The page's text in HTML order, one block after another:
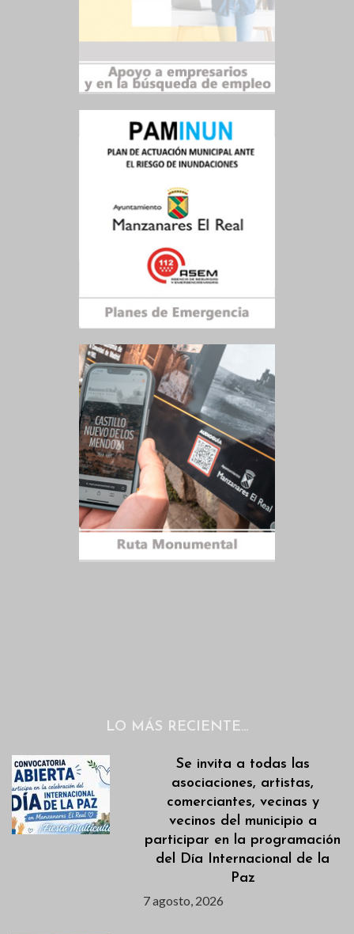
LO MÁS RECIENTE…
Se invita a todas las
asociaciones, artistas,
comerciantes, vecinas y
vecinos del municipio a
participar en la programación
del Día Internacional de la
Paz
7 agosto, 2026